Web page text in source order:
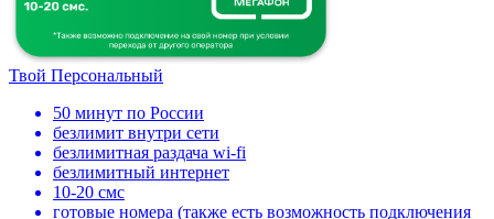
Твой Персональный
50 минут по России
безлимит внутри сети
безлимитная раздача wi-fi
безлимитный интернет
10-20 смс
готовые номера (также есть возможность подключения